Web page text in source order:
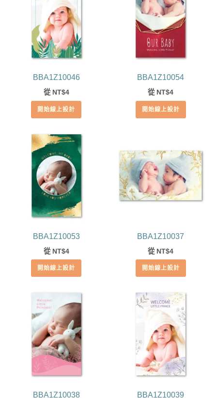
BBA1Z10046
從 NT$4
開始線上設計
BBA1Z10054
從 NT$4
開始線上設計
BBA1Z10053
從 NT$4
開始線上設計
BBA1Z10037
從 NT$4
開始線上設計
BBA1Z10038 BBA1Z10039